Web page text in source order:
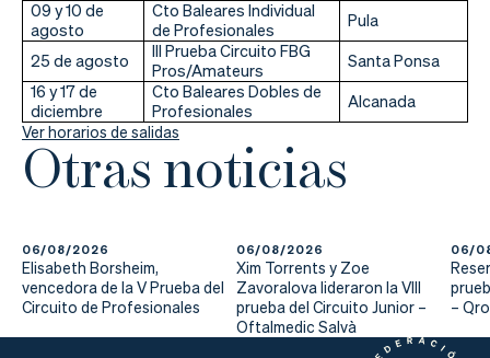
09 y 10 de
agosto
Cto Baleares Individual
de Profesionales
Pula
25 de agosto
III Prueba Circuito FBG
Pros/Amateurs
Santa Ponsa
16 y 17 de
diciembre
Cto Baleares Dobles de
Profesionales
Alcanada
Ver horarios de salidas
Otras noticias
06/08/2026
Elisabeth Borsheim,
vencedora de la V Prueba del
Circuito de Profesionales
06/08/2026
Xim Torrents y Zoe
Zavoralova lideraron la VIII
prueba del Circuito Junior –
Oftalmedic Salvà
06/
–